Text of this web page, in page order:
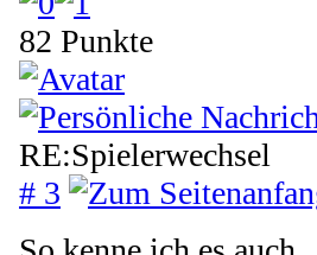
82 Punkte
RE:Spielerwechsel
# 3